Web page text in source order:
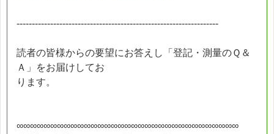
------------------------------------------------------------------
読者の皆様からの要望にお答えし「登記・測量のＱ＆
Ａ」をお届けしてお
ります。
∞∞∞∞∞∞∞∞∞∞∞∞∞∞∞∞∞∞∞∞∞∞∞∞∞∞∞∞∞∞∞∞∞